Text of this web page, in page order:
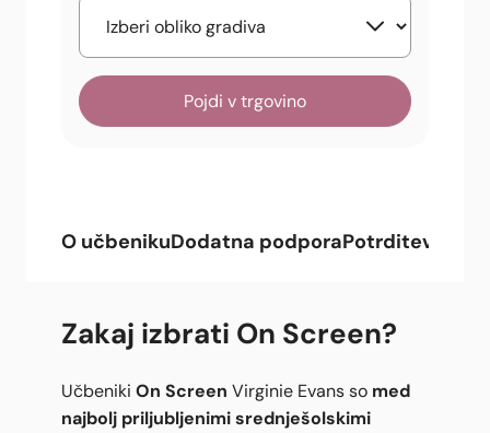
Pojdi v trgovino
O učbenikuDodatna podporaPotrditev
Zakaj izbrati On Screen?
Učbeniki On Screen Virginie Evans so med
najbolj priljubljenimi srednješolskimi